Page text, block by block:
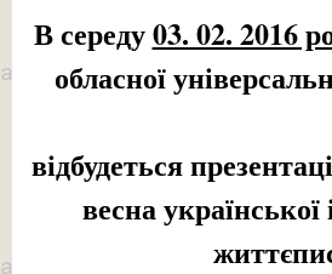
В середу03. 02. 2016
обласної
відбудеться
весна